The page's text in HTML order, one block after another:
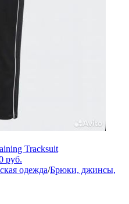
Tracksuit
руб.
одежда/Брюки, джинсы,